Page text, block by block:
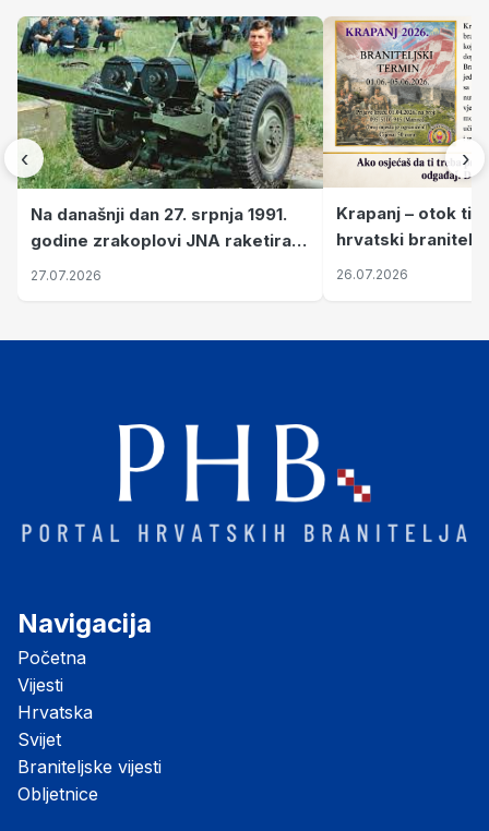
‹
Na današnji dan 27. srpnja 1991.
godine zrakoplovi JNA raketirali
su vojarnu i obučni centar "Nikola
27.07.2026
Krapanj – otok
hrvatski branitelji
pronalaze mir
26.07.2026
›
Navigacija
Početna
Vijesti
Hrvatska
Svijet
Braniteljske vijesti
Obljetnice